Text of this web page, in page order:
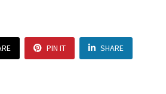
PIN IT SHARE